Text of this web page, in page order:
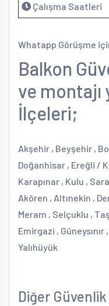
Çalışma Saatleri
Whatapp Görüşme
Balkon
ve montajı
İlçeleri;
Akşehir , Beyşehir ,
Doğanhisar , Ereğli /
Karapınar , Kulu ,
Akören , Altınekin ,
Meram , Selçuklu ,
Emirgazi ,
Yalıhüyük
Diğer